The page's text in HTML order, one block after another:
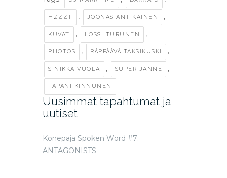
HZZZT , JOONAS ANTIKAINEN ,
KUVAT , LOSSI TURUNEN ,
PHOTOS , RÄPPÄÄVÄ TAKSIKUSKI ,
SINIKKA VUOLA , SUPER JANNE ,
TAPANI KINNUNEN
Uusimmat tapahtumat ja
uutiset
Konepaja Spoken Word #7:
ANTAGONISTS